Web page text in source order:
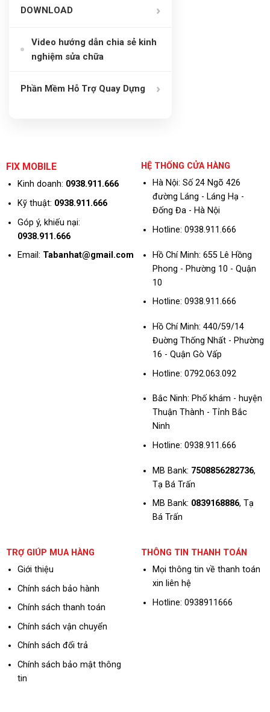
DOWNLOAD
Video hướng dẫn chia sẻ kinh
nghiệm sửa chữa
Phần Mềm Hỗ Trợ Quay Dựng
FIX MOBILE
Kinh doanh: 0938.911.666
Kỹ thuật: 0938.911.666
Góp ý, khiếu nại:
0938.911.666
Email: Tabanhat@gmail.com
HỆ THỐNG CỬA HÀNG
Hà Nội: Số 24 Ngõ 426
đường Láng - Láng Hạ -
Đống Đa - Hà Nội
Hotline: 0938.911.666
Hồ Chí Minh: 655 Lê Hồng
Phong - Phường 10 - Quận
10
Hotline: 0938.911.666
Hồ Chí Minh: 440/59/14
Đuờng Thống Nhất - Phường
16 - Quận Gò Vấp
Hotline: 0792.063.092
Bắc Ninh: Phố khám - huyện
Thuận Thành - Tỉnh Bắc
Ninh
Hotline: 0938.911.666
MB Bank: 7508856282736,
Tạ Bá Trấn
MB Bank: 0839168886, Tạ
Bá Trấn
TRỢ GIÚP MUA HÀNG
Giới thiệu
Chính sách bảo hành
Chính sách thanh toán
Chính sách vận chuyển
Chính sách đổi trả
Chính sách bảo mật thông
tin
THÔNG TIN THANH TOÁN
Mọi thông tin về thanh toán
xin liên hệ
Hotline: 0938911666